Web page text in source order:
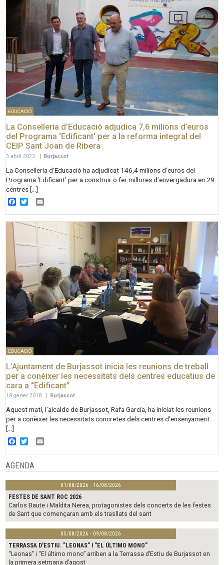
EDUCACIÓ
La Conselleria d’Educació adjudica 7,6 milions d’euros
del Programa ‘Edificant’ per a la reforma integral del
CEIP Sant Joan de Ribera
3 abril 2023 | Burjassot
La Conselleria d’Educació ha adjudicat 146,4 milions d’euros del
Programa ‘Edificant’ per a construir o fer millores d’envergadura en 29
centres […]
Facebook
Twitter
EDUCACIÓ
L’Ajuntament de Burjassot inicia les reunions de treball
per a conèixer les necessitats dels centres educatius de
cara a “Edificant”
18 gener 2018 Burjassot
Aquest matí, l’alcalde de Burjassot, Rafa García, ha iniciat les reunions
per a conèixer les necessitats concretes dels centres d’ensenyament
[…]
Facebook
Twitter
AGENDA
01/08/2026 - 16/08/2026
FESTES DE SANT ROC 2026
Carlos Baute i Maldita Nerea, protagonistes dels concerts de les festes
de Sant que començaran amb els trasllats del sant
05/08/2026 - 09/08/2026
TERRASSA D'ESTIU. "LEONAS" I "EL ÚLTIMO MONO"
“Leonas” i “El último mono” arriben a la Terrassa d’Estiu de Burjassot en
la primera setmana d’agost